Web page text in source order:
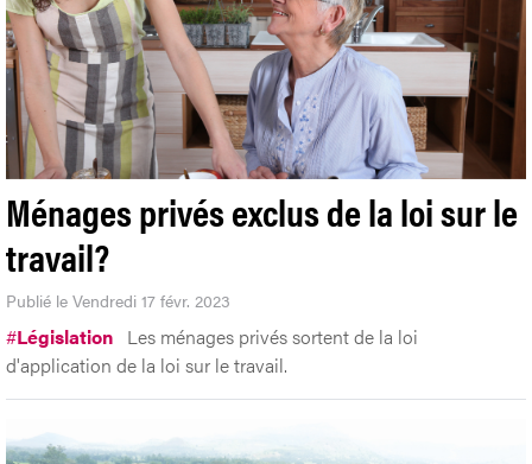
Ménages privés exclus de la loi sur le
travail?
Publié le Vendredi 17 févr. 2023
#Législation Les ménages privés sortent de la loi
d'application de la loi sur le travail.